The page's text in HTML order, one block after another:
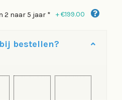
2 naar 5 jaar * +€199.00
bestellen?